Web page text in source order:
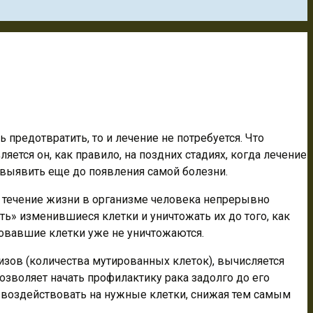
то и лечение не потребуется. Что
он, как правило, на поздних стадиях, когда лечение
еще до появления самой болезни.
жизни в организме человека непрерывно
изменившиеся клетки и уничтожать их до того, как
клетки уже не уничтожаются.
(количества мутированных клеток), вычисляется
начать профилактику рака задолго до его
на нужные клетки, снижая тем самым